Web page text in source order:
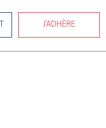
J'ADHÈRE